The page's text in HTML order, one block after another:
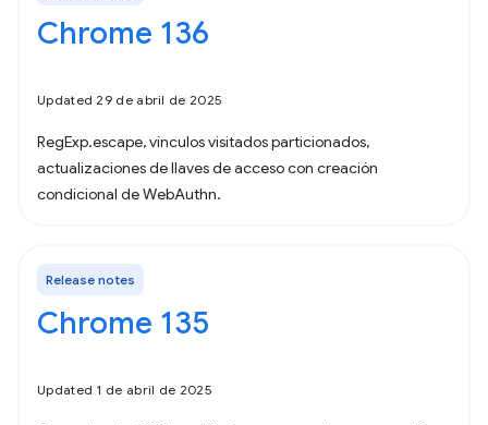
Chrome 136
Updated 29 de abril de 2025
RegExp.escape, vínculos visitados particionados,
actualizaciones de llaves de acceso con creación
condicional de WebAuthn.
Release notes
Chrome 135
Updated 1 de abril de 2025